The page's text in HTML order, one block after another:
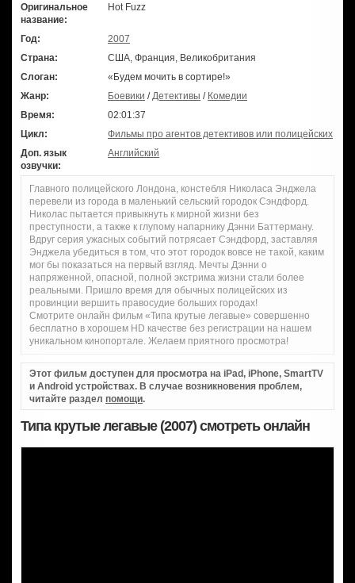
Оригинальное
название:
Hot Fuzz
Год:
2007
Страна:
США, Франция, Великобритания
Слоган:
«Будем мочить в сортире!»
Жанр:
Боевики /Детективы / Комедии
Время:
02:01:37
Цикл:
Фильмы про агентов детективов или полицейских
Доп. язык
озвучки:
Английский
Главного полицейского Лондона, констебля Николаса Энджела
перевели из города в маленький сельский городок Сэндфорд.
Николас пытается привыкнуть к мирной жизни без
преступности, а также к глупому напарнику Дэнни Баттерману.
Вдруг серия ужасных событий потрясает Сэндфорд, заставляя
Энджела убедиться в том, что этот городок вовсе не такой, каким
мог бы показаться на первый взгляд. Мечты Дэнни о
напряженной, опасной, полной экстрима жизни стали более
реальными. Пришло время для обычных полицейских из
провинции вершить правосудие больших городах!
Смотрите онлайн фильм «Типа крутые легавые» совершенно
бесплатно в хорошем HD качестве без регистрации на нашем
уникальном кинопортале. Желаем приятного просмотра!
Этот фильм доступен для просмотра на iPad, iPhone, SmartTV
и Android устройствах. В случае возникновения проблем,
читайте раздел помощи.
Типа крутые легавые (2007) смотреть онлайн